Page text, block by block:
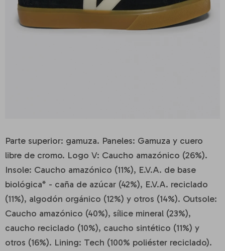
Parte superior: gamuza. Paneles: Gamuza y cuero
libre de cromo. Logo V: Caucho amazónico (26%).
Insole: Caucho amazónico (11%), E.V.A. de base
biológica* - caña de azúcar (42%), E.V.A. reciclado
(11%), algodón orgánico (12%) y otros (14%). Outsole:
Caucho amazónico (40%), sílice mineral (23%),
caucho reciclado (10%), caucho sintético (11%) y
otros (16%). Lining: Tech (100% poliéster reciclado).